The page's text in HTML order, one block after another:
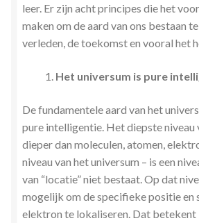
Wie ben ik
Winkel
Winkelwagen
Zielsgeoriënteerde Jobcoaching
leer. Er zijn acht principes die het
maken om de aard van ons bestaan
verleden, de toekomst en vooral het
Het universum is pure
De fundamentele aard van het
pure intelligentie. Het diepste niveau
dieper dan moleculen, atomen,
niveau van het universum – is een
van “locatie” niet bestaat. Op dat
mogelijk om de specifieke positie en
elektron te lokaliseren. Dat betekent